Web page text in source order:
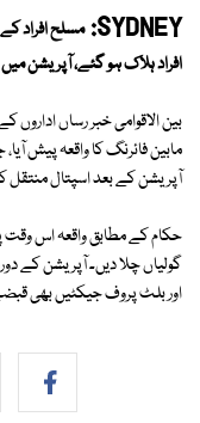
SYDNEY:
افراد ہلاک ہو گئے، آپریشن
بین الاقوامی خبر رساں
آپریشن کے بعد اسپتال منتقل
حکام کے مطابق واقعہ اس وقت
گولیاں چلا دیں۔ آپریشن کے
اور بلٹ پروف جیکٹیں بھی